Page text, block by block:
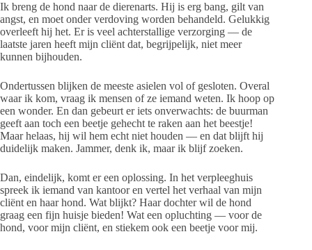
Ik breng de hond naar de dierenarts. Hij is erg bang, gilt van
angst, en moet onder verdoving worden behandeld. Gelukkig
overleeft hij het. Er is veel achterstallige verzorging — de
laatste jaren heeft mijn cliënt dat, begrijpelijk, niet meer
kunnen bijhouden.
Ondertussen blijken de meeste asielen vol of gesloten. Overal
waar ik kom, vraag ik mensen of ze iemand weten. Ik hoop op
een wonder. En dan gebeurt er iets onverwachts: de buurman
geeft aan toch een beetje gehecht te raken aan het beestje!
Maar helaas, hij wil hem echt niet houden — en dat blijft hij
duidelijk maken. Jammer, denk ik, maar ik blijf zoeken.
Dan, eindelijk, komt er een oplossing. In het verpleeghuis
spreek ik iemand van kantoor en vertel het verhaal van mijn
cliënt en haar hond. Wat blijkt? Haar dochter wil de hond
graag een fijn huisje bieden! Wat een opluchting — voor de
hond, voor mijn cliënt, en stiekem ook een beetje voor mij.